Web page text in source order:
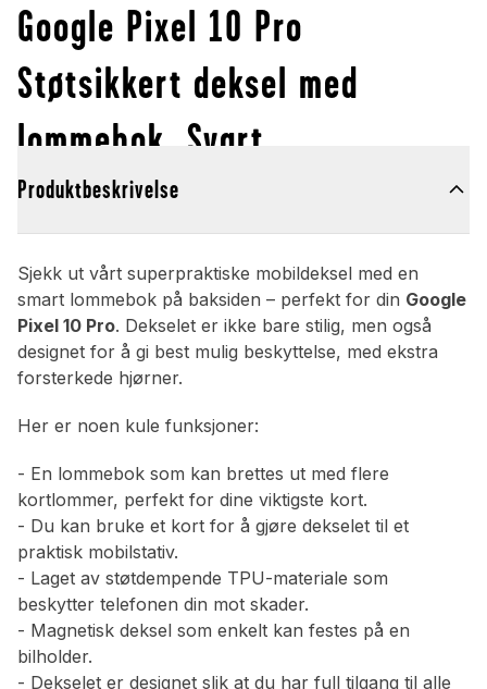
Google Pixel 10 Pro
Støtsikkert deksel med
lommebok, Svart
Produktbeskrivelse
Sjekk ut vårt superpraktiske mobildeksel med en
smart lommebok på baksiden – perfekt for din Google
Pixel 10 Pro. Dekselet er ikke bare stilig, men også
designet for å gi best mulig beskyttelse, med ekstra
forsterkede hjørner.
Her er noen kule funksjoner:
- En lommebok som kan brettes ut med flere
kortlommer, perfekt for dine viktigste kort.
- Du kan bruke et kort for å gjøre dekselet til et
praktisk mobilstativ.
- Laget av støtdempende TPU-materiale som
beskytter telefonen din mot skader.
- Magnetisk deksel som enkelt kan festes på en
bilholder.
- Dekselet er designet slik at du har full tilgang til alle